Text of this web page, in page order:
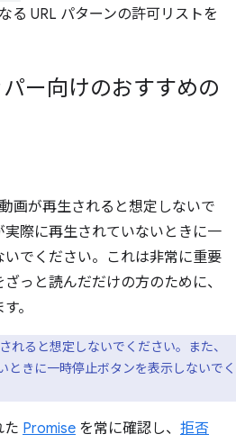
る URL パターンの許可リストを
ー向けのおすすめの
画が再生されると想定しないで
実際に再生されていないときに一
でください。これは非常に重要
っと読んだだけの方のために、
。
れると想定しないでください。また、
ときに一時停止ボタンを表示しないでく
た Promise を常に確認し、 拒否